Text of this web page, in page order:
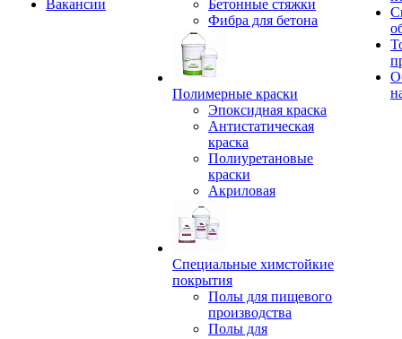
Вакансии
Бетонные стяжки
Фибра для бетона
Полимерные краски
Эпоксидная краска
Антистатическая
краска
Полиуретановые
краски
Акриловая
Специальные химстойкие
покрытия
Полы для пищевого
производства
Полы для